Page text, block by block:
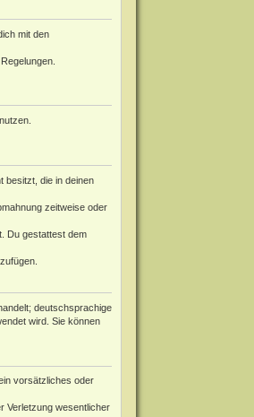
mit den
besitzt, die in deinen
zeitweise oder
Du gestattest dem
deutschsprachige
wird. Sie können
vorsätzliches oder
Verletzung wesentlicher